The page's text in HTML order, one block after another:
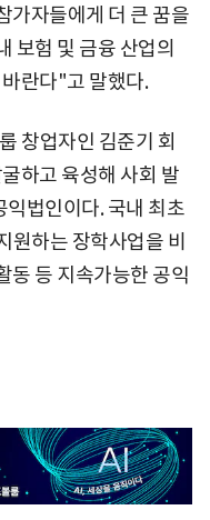
가자들에게 더 큰 꿈을
보험 및 금융 산업의
란다"고 말했다.
창업자인 김준기 회
하고 육성해 사회 발
법인이다. 국내 최초
원하는 장학사업을 비
동 등 지속가능한 공익